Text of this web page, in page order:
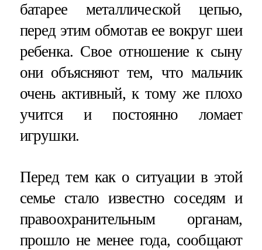
батарее металлической цепью,
перед этим обмотав ее вокруг шеи
ребенка. Свое отношение к сыну
они объясняют тем, что мальчик
очень активный, к тому же плохо
учится и постоянно ломает
игрушки.
Перед тем как о ситуации в этой
семье стало известно соседям и
правоохранительным органам,
прошло не менее года, сообщают